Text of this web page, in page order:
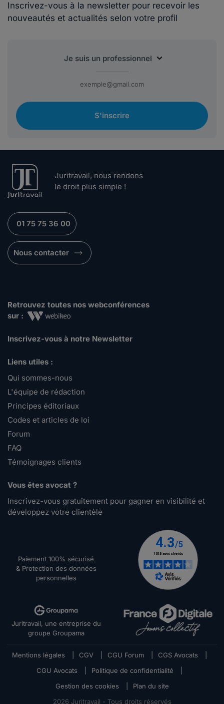
Inscrivez-vous à la newsletter pour recevoir les
nouveautés et actualités selon votre profil
S'inscrire
Juritravail, nous rendons
le droit plus simple !
01 75 75 36 00
Nous contacter
Retrouvez toutes nos webconférences
sur :
Inscrivez-vous à notre Newsletter
Liens utiles :
Qui sommes-nous
L'équipe de rédaction
Principes éditoriaux
Codes et articles de loi
Forum
FAQ
Témoignages clients
Vous êtes avocat ?
Inscrivez-vous gratuitement pour gagner en visibilité et
développez votre clientèle
Paiement 100% sécurisé
& Protection des données
personnelles
Juritravail, une entreprise du
groupe Groupama
Mentions légales CGV CGU Forum CGS Avocats
CGU Avocats
Politique de confidentialité
Gestion des cookies
Plan du site
2026 Juritravail - Tous droits réservés